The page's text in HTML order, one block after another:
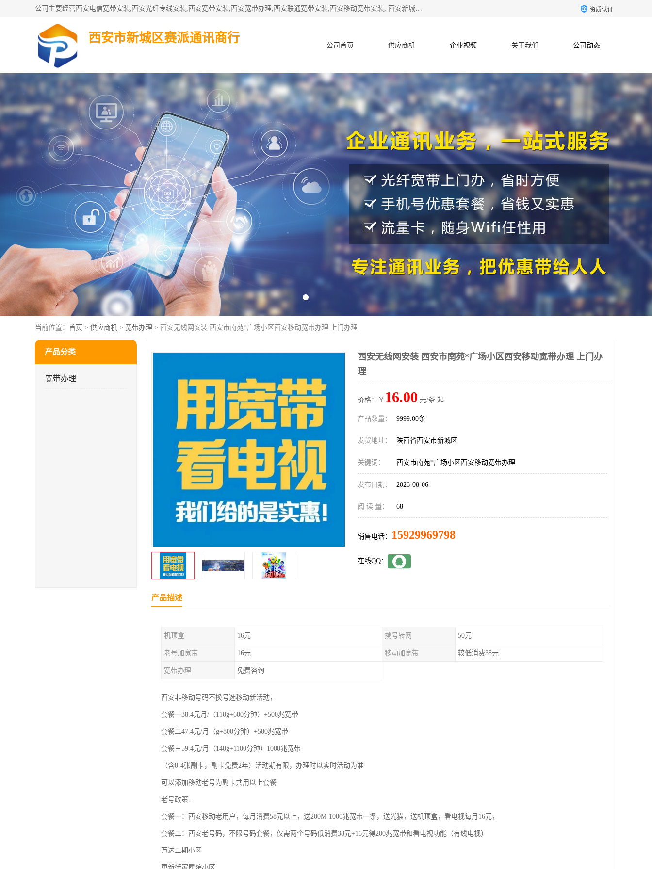
公司主要经营西安电信宽带安装,西安光纤专线安装,西安宽带安装,西安宽带办理,西安联通宽带安装,西安移动宽带安装, 西安新城赛派通讯商行从事西安地区的联通，移动，电信宽带安装，光纤专线安装，宽带办理等业务 资质认证
西安市新城区赛派通讯商行
公司首页 供应商机 企业视频 关于我们 公司动态
产品知识 客户案例 联系方式
当前位置： 首页 > 供应商机 > 宽带办理 > 西安无线网安装 西安市南苑*广场小区西安移动宽带办理 上门办理
产品分类
宽带办理
西安无线网安装 西安市南苑*广场小区西安移动宽带办理 上门办
理
价格：￥ 16.00 元/条 起
产品数量： 9999.00条
发货地址： 陕西省西安市新城区
关键词： 西安市南苑*广场小区西安移动宽带办理
发布日期： 2026-08-06
阅 读 量： 68
销售电话： 15929969798
在线QQ：
产品描述
机顶盒 16元 携号转网 50元
老号加宽带 16元 移动加宽带 较低消费38元
宽带办理 免费咨询
西安非移动号码不换号选移动新活动，
套餐一38.4元月/（110g+600分钟）+500兆宽带
套餐二47.4元/月（g+800分钟）+500兆宽带
套餐三59.4元/月（140g+1100分钟）1000兆宽带
（含0-4张副卡，副卡免费2年）活动期有限，办理时以实时活动为准
可以添加移动老号为副卡共用以上套餐
老号政策↓
套餐一：西安移动老用户，每月消费58元以上，送200M-1000兆宽带一条，送光猫，送机顶盒，看电视每月16元，
套餐二：西安老号码，不限号码套餐，仅需两个号码低消费38元+16元得200兆宽带和看电视功能（有线电视）
万达二期小区
更新街家属院小区